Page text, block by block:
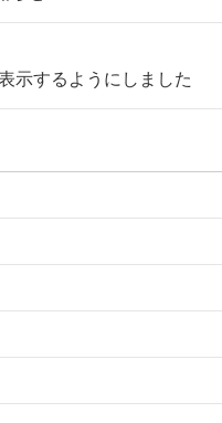
示するようにしました